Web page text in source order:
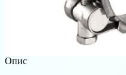
Опис